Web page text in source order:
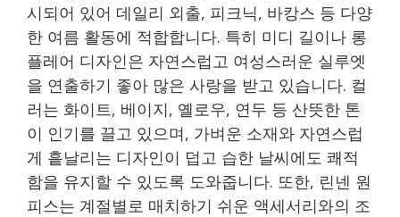
시되어 있어 데일리 외출, 피크닉, 바캉스 등 다양
한 여름 활동에 적합합니다. 특히 미디 길이나 롱
플레어 디자인은 자연스럽고 여성스러운 실루엣
을 연출하기 좋아 많은 사랑을 받고 있습니다. 컬
러는 화이트, 베이지, 옐로우, 연두 등 산뜻한 톤
이 인기를 끌고 있으며, 가벼운 소재와 자연스럽
게 흩날리는 디자인이 덥고 습한 날씨에도 쾌적
함을 유지할 수 있도록 도와줍니다. 또한, 린넨 원
피스는 계절별로 매치하기 쉬운 액세서리와의 조